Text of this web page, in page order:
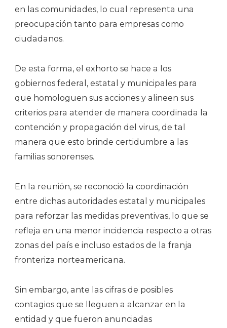
en las comunidades, lo cual representa una
preocupación tanto para empresas como
ciudadanos.
De esta forma, el exhorto se hace a los
gobiernos federal, estatal y municipales para
que homologuen sus acciones y alineen sus
criterios para atender de manera coordinada la
contención y propagación del virus, de tal
manera que esto brinde certidumbre a las
familias sonorenses.
En la reunión, se reconoció la coordinación
entre dichas autoridades estatal y municipales
para reforzar las medidas preventivas, lo que se
refleja en una menor incidencia respecto a otras
zonas del país e incluso estados de la franja
fronteriza norteamericana.
Sin embargo, ante las cifras de posibles
contagios que se lleguen a alcanzar en la
entidad y que fueron anunciadas